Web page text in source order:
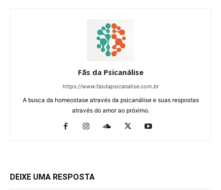
Fãs da Psicanálise
https://www.fasdapsicanalise.com.br
A busca da homeostase através da psicanálise e suas respostas
através do amor ao próximo.
DEIXE UMA RESPOSTA